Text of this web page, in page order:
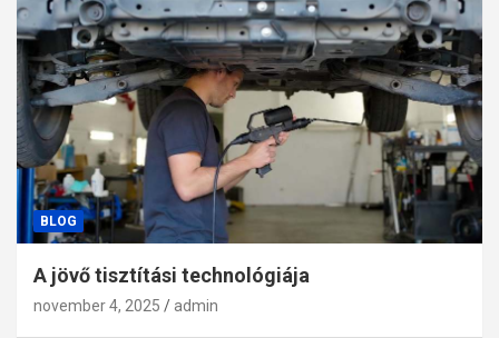
BLOG
A jövő tisztítási technológiája
november 4, 2025 admin